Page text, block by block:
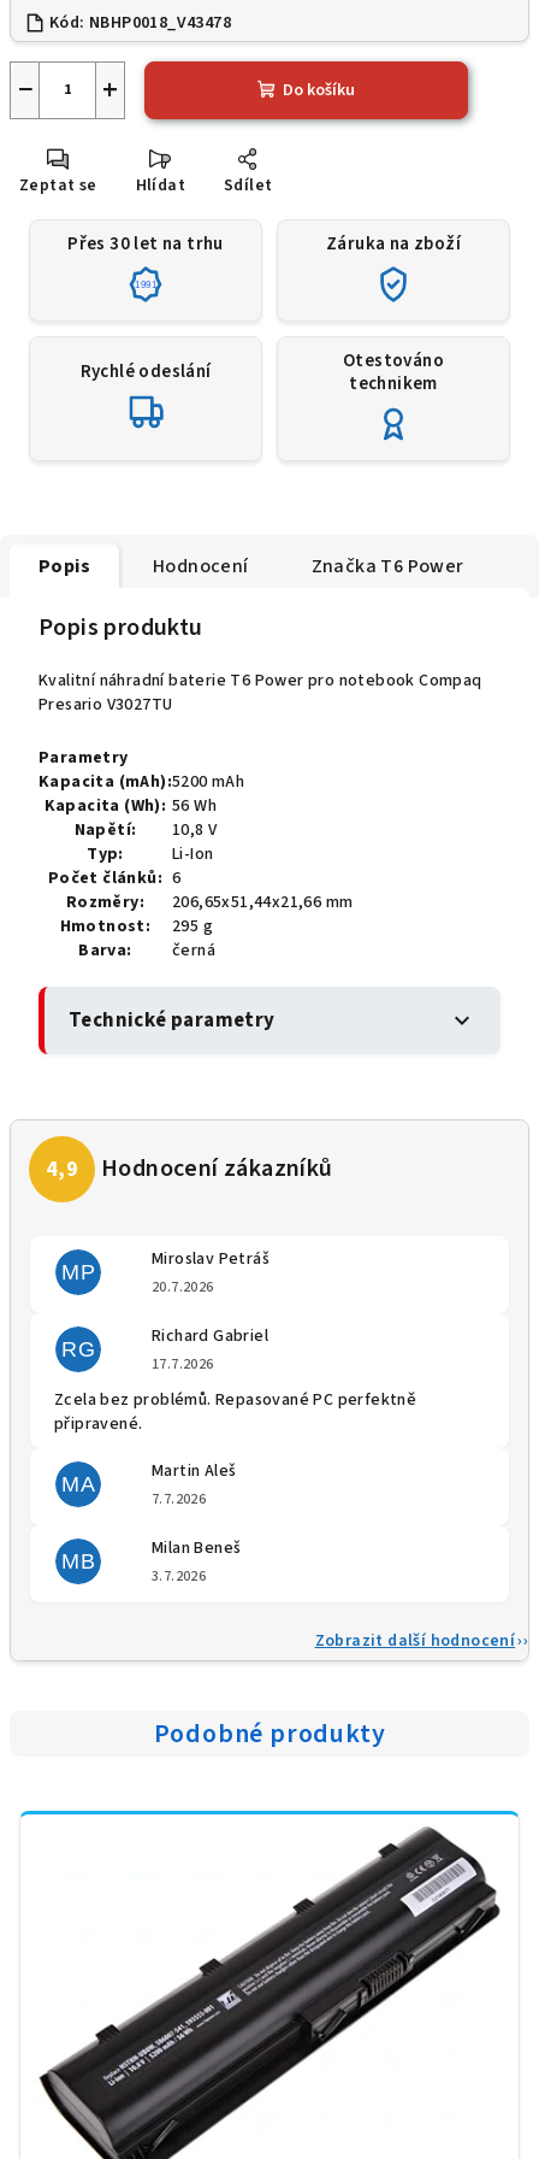
Kód: NBHP0018_V43478
+
− Do košíku
Zeptat se Hlídat Sdílet
Přes 30 let na trhu
1991
Záruka na zboží
Rychlé odeslání
Otestováno
technikem
Popis Hodnocení Značka T6 Power
Popis produktu
Kvalitní náhradní baterie T6 Power pro notebook Compaq
Presario V3027TU
Parametry
Kapacita (mAh):5200 mAh
Kapacita (Wh): 56 Wh
Napětí:
10,8 V
Typ:
Li-Ion
Počet článků: 6
Rozměry:
206,65x51,44x21,66 mm
Hmotnost:
295 g
Barva:
černá
Technické parametry expand_more
MP
Miroslav Petráš
20.7.2026
RG
Richard Gabriel
17.7.2026
Zcela bez problémů. Repasované PC perfektně
připravené.
MA
Martin Aleš
7.7.2026
MB
Milan Beneš
3.7.2026
Zobrazit další hodnocení
Podobné produkty